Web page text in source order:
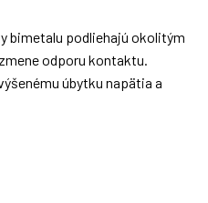
bimetalu podliehajú okolitým
odporu kontaktu.
úbytku napätia a